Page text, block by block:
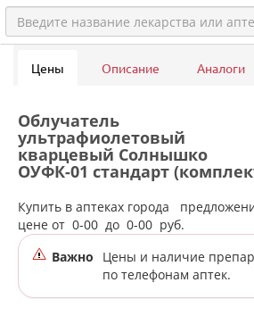
Цены Описание Аналоги
Облучатель
ультрафиолетовый
кварцевый Солнышко
ОУФК-01 стандарт
Горьковский завод
аппаратуры связи им.
А.С.Попова в аптеках города
Кушвы
Купить в аптеках города
цене от 0-00 до 0-00 руб.
Важно
Цены и наличие
по телефонам аптек.